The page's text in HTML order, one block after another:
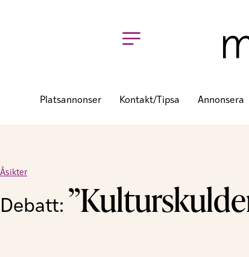
Platsannonser Kontakt/tipsa Annonsera
Åsikter
Debatt: